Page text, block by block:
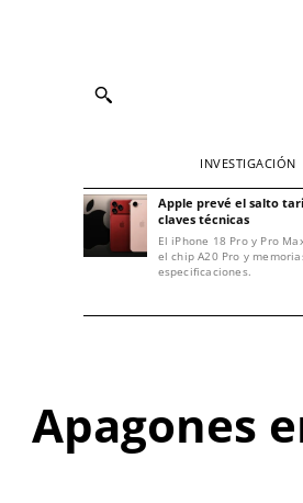
INVESTIGACIÓN
Apple prevé el salto
claves técnicas
El iPhone 18 Pro y Pro
el chip A20 Pro y
especificaciones.
Apagones